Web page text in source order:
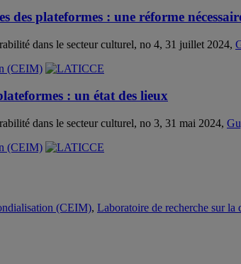
des plateformes : une réforme
dans le secteur culturel, no 4, 31 juillet 2024,
: un état des lieux
dans le secteur culturel, no 3, 31 mai 2024,
(CEIM), Laboratoire de recherche sur la